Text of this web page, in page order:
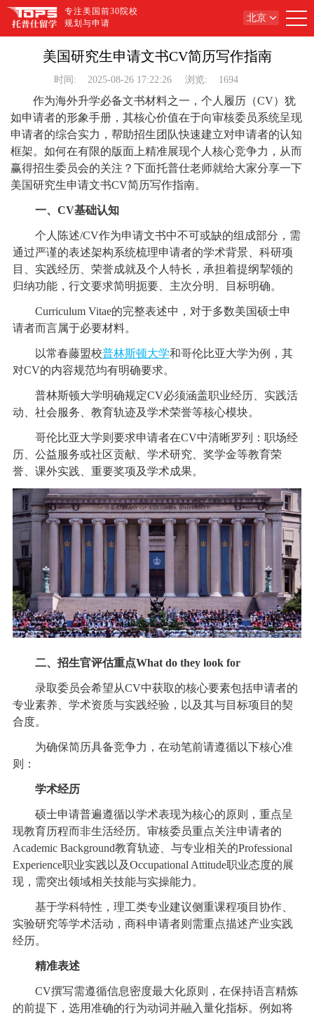
专注美国前30院校
规划与申请
北京
美国研究生申请文书CV简历写作指南
时间: 2025-08-26 17:22:26 浏览: 1694
作为海外升学必备文书材料之一，个人履历（CV）犹
如申请者的形象手册，其核心价值在于向审核委员系统呈现
申请者的综合实力，帮助招生团队快速建立对申请者的认知
框架。如何在有限的版面上精准展现个人核心竞争力，从而
赢得招生委员会的关注？下面托普仕老师就给大家分享一下
美国研究生申请文书CV简历写作指南。
一、CV基础认知
个人陈述/CV作为申请文书中不可或缺的组成部分，需
通过严谨的表述架构系统梳理申请者的学术背景、科研项
目、实践经历、荣誉成就及个人特长，承担着提纲挈领的
归纳功能，行文要求简明扼要、主次分明、目标明确。
Curriculum Vitae的完整表述中，对于多数美国硕士申
请者而言属于必要材料。
以常春藤盟校普林斯顿大学和哥伦比亚大学为例，其
对CV的内容规范均有明确要求。
普林斯顿大学明确规定CV必须涵盖职业经历、实践活
动、社会服务、教育轨迹及学术荣誉等核心模块。
哥伦比亚大学则要求申请者在CV中清晰罗列：职场经
历、公益服务或社区贡献、学术研究、奖学金等教育荣
誉、课外实践、重要奖项及学术成果。
二、招生官评估重点What do they look for
录取委员会希望从CV中获取的核心要素包括申请者的
专业素养、学术资质与实践经验，以及其与目标项目的契
合度。
为确保简历具备竞争力，在动笔前请遵循以下核心准
则：
学术经历
硕士申请普遍遵循以学术表现为核心的原则，重点呈
现教育历程而非生活经历。审核委员重点关注申请者的
Academic Background教育轨迹、与专业相关的Professional
Experience职业实践以及Occupational Attitude职业态度的展
现，需突出领域相关技能与实操能力。
基于学科特性，理工类专业建议侧重课程项目协作、
实验研究等学术活动，商科申请者则需重点描述产业实践
经历。
精准表述
CV撰写需遵循信息密度最大化原则，在保持语言精炼
的前提下，选用准确的行为动词并融入量化指标。例如将